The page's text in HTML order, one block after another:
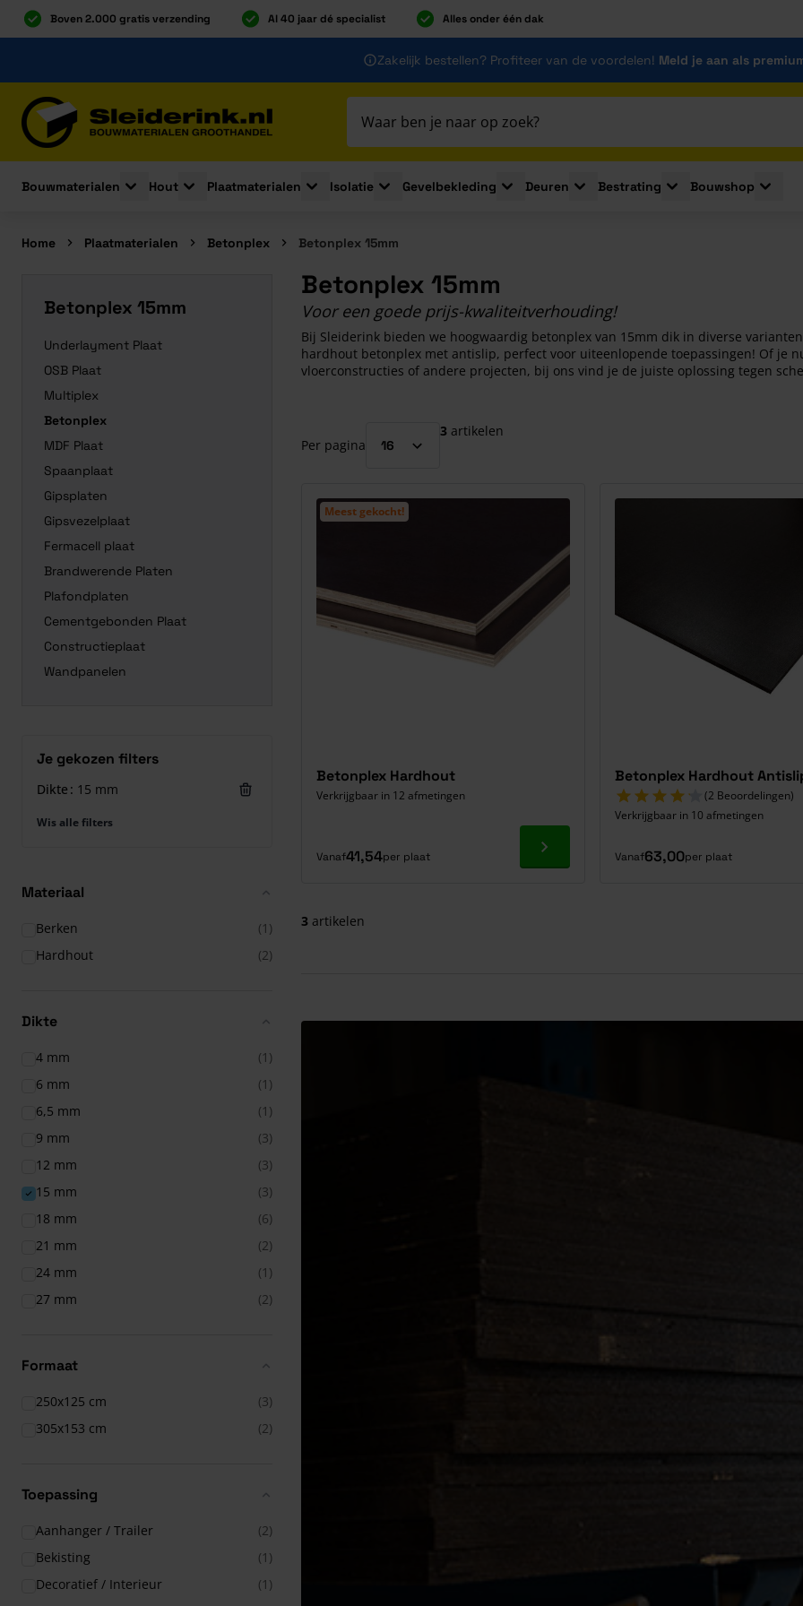
Boven 2.000 gratis verzending Al 40 jaar dé specialist Alles onder één dak
Zakelijk bestellen? Profiteer van de voordelen! Meld je aan als
Bouwmaterialen
Toggle submenu for Bouwmaterialen
Hout
Toggle submenu for Hout
Plaatmaterialen
Toggle submenu for Plaatmaterialen
Isolatie
Toggle submenu for Isolatie
Gevelbekleding
Toggle submenu for Gevelbekleding
Deuren
Toggle submenu for Deuren
Bestrating
Toggle submenu for
Bouwshop
Home Plaatmaterialen Betonplex Betonplex 15mm
Betonplex 15mm
Underlayment Plaat
OSB Plaat
Multiplex
Betonplex
MDF Plaat
Spaanplaat
Gipsplaten
Gipsvezelplaat
Fermacell plaat
Brandwerende Platen
Plafondplaten
Cementgebonden Plaat
Constructieplaat
Wandpanelen
Je gekozen filters
Dikte 15 mm
Wis alle filters
Materiaal
Berken
(1)
Hardhout
(2)
Dikte
4 mm
(1)
6 mm
(1)
6,5 mm
(1)
9 mm
(3)
12 mm
(3)
15 mm
(3)
18 mm
(6)
21 mm
(2)
24 mm
(1)
27 mm
(2)
Formaat
250x125 cm
(3)
305x153 cm
(2)
Toepassing
Aanhanger / Trailer
(2)
Bekisting
(1)
Decoratief / Interieur
(1)
Betonplex 15mm
Voor een goede prijs-kwaliteitverhouding!
Bij Sleiderink bieden we hoogwaardig betonplex van 15mm dik in diverse
hardhout betonplex met antislip, perfect voor uiteenlopende toepassingen! Of je
vloerconstructies of andere projecten, bij ons vind je de juiste oplossing tegen
Per pagina
3 artikelen
Meest gekocht!
Betonplex Hardhout
Verkrijgbaar in 12 afmetingen
Vanaf41,54per plaat Ga naar product
Betonplex Hardhout
(2 Beoordelingen)
Verkrijgbaar in 10 afmetingen
Vanaf63,00per plaat
3 artikelen